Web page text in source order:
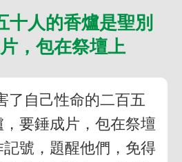
人的香爐是聖別
，包在祭壇上
了自己性命的二百五
要錘成片，包在祭壇
記號，題醒他們，免得